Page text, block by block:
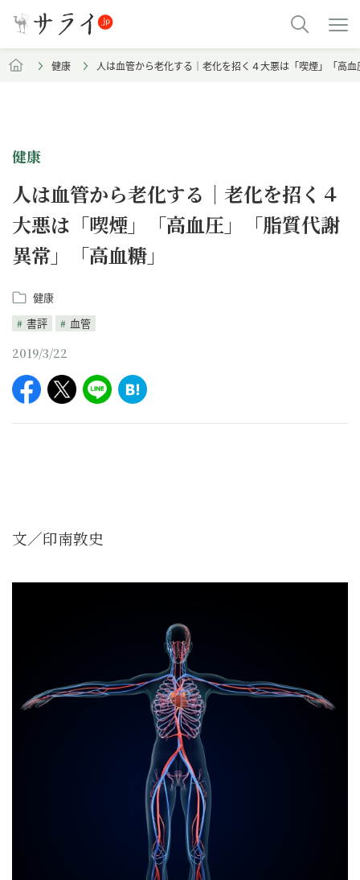
健康 人は血管から老化する｜老化を招く４大悪は「喫煙」「高
健康
人は血管から老化する｜老化を招く４
大悪は「喫煙」「高血圧」「脂質代謝
異常」「高血糖」
健康
書評
血管
2019/3/22
文／印南敦史